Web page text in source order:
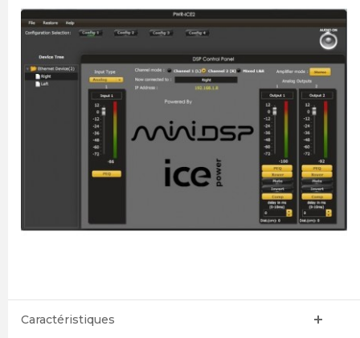
Caractéristiques